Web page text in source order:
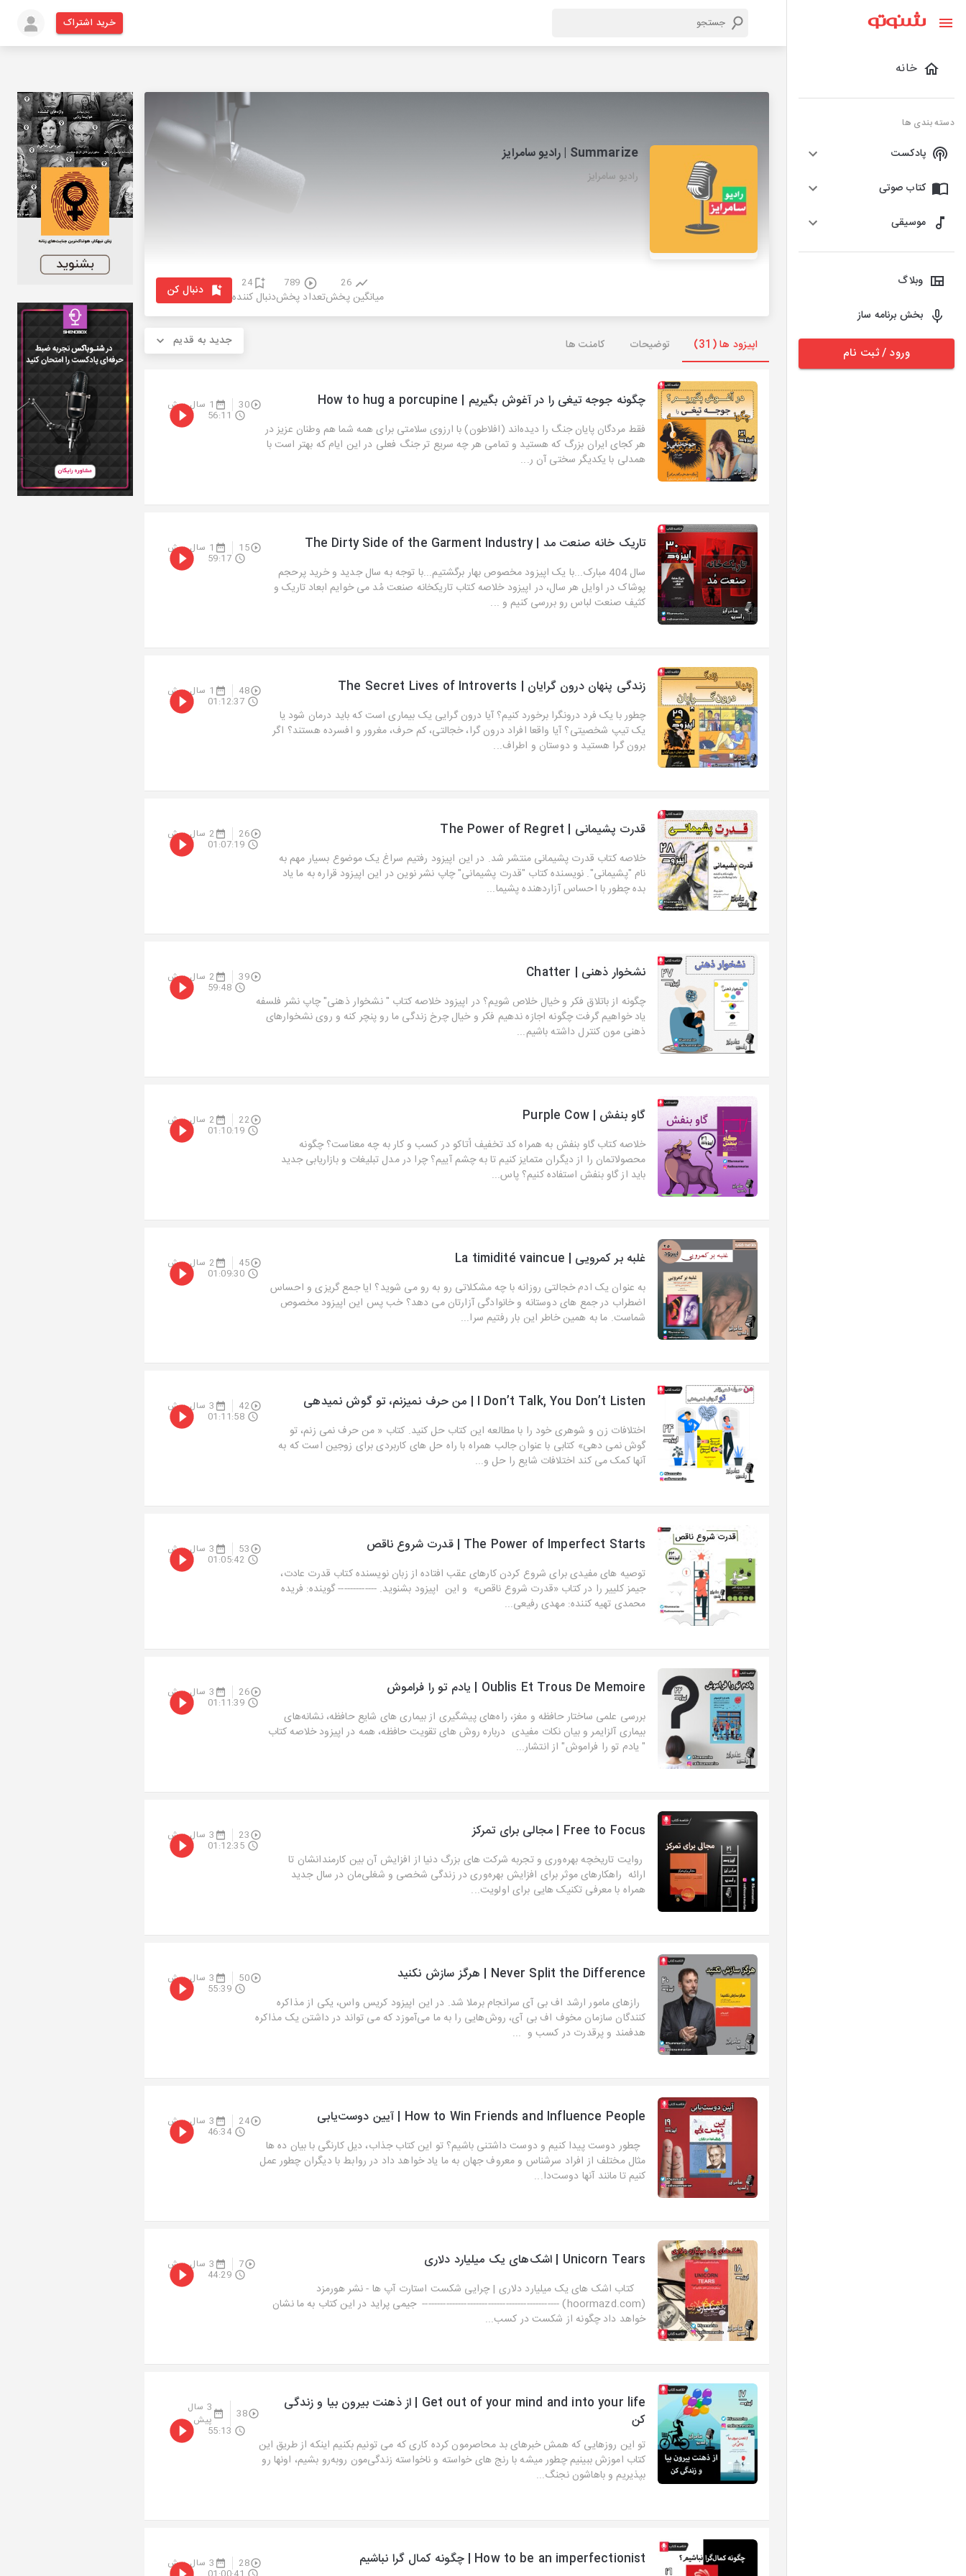
خانه
دسته بندی ها
پادکست
کتاب صوتی
موسیقی
وبلاگ
بخش برنامه ساز
ورود / ثبت نام
خرید اشتراک
Summarize | رادیو سامرایز
رادیو سامرایز
26
میانگین پخش
789
تعداد پخش
24
دنبال کننده دنبال کن
اپیزود ها (31) توضیحات کامنت ها جدید به قدیم
چگونه جوجه تیغی را در آغوش بگیریم | How to hug a porcupine 30 1 سال پیش
فقط مردگان پایان جنگ را دیده‌اند (افلاطون) با ارزوی سلامتی برای همه شما هم وطنان عزیز در
هر کجای ایران بزرگ که هستید و تمامی هر چه سریع تر جنگ فعلی در این ایام که بهتر است با
همدلی با یکدیگر سختی آن ر...
56:11
تاریک خانه صنعت مد | The Dirty Side of the Garment Industry 15 1 سال پیش
سال 404 مبارک...با یک اپیزود مخصوص بهار برگشتیم...با توجه به سال جدید و خرید پرحجم
پوشاک در اوایل هر سال، در اپیزود خلاصه کتاب تاریکخانه صنعت مُد می خوایم ابعاد تاریک و
کثیف صنعت لباس رو بررسی کنیم و ...
59:17
زندگی پنهان درون گرایان | The Secret Lives of Introverts 48 1 سال پیش
چطور با یک فرد درونگرا برخورد کنیم؟ آیا درون گرایی یک بیماری است که باید درمان شود یا
یک تیپ شخصیتی؟ آیا واقعا افراد درون گرا، خجالتی، کم حرف، مغرور و افسرده هستند؟ اگر
برون گرا هستید و دوستان و اطراف...
01:12:37
قدرت پشیمانی | The Power of Regret 26 2 سال پیش
خلاصه کتاب قدرت پشیمانی منتشر شد. در این اپیزود رفتیم سراغ یک موضوع بسیار مهم به
نام "پشیمانی". نویسنده کتاب "قدرت پشیمانی" چاپ نشر نوین در این اپیزود قراره به ما یاد
بده چطور با احساس آزاردهنده پشیما...
01:07:19
نشخوار ذهنی | Chatter 39 2 سال پیش
چگونه از باتلاق فکر و خیال خلاص شویم؟ در اپیزود خلاصه کتاب " نشخوار ذهنی" چاپ نشر فلسفه
یاد خواهیم گرفت چگونه اجازه ندهیم فکر و خیال چرخ زندگی ما رو پنچر کنه و روی نشخوارهای
ذهنی مون کنترل داشته باشیم...
59:48
گاو بنفش | Purple Cow 22 2 سال پیش
خلاصه کتاب گاو بنفش به همراه کد تخفیف اُتاکو در کسب و کار به چه معناست؟ چگونه
محصولاتمان را از دیگران متمایز کنیم تا به چشم آییم؟ چرا در مدل تبلیغات و بازاریابی جدید
باید از گاو بنفش استفاده کنیم؟ پاس...
01:10:19
غلبه بر کمرویی | La timidité vaincue 45 2 سال پیش
به عنوان یک ادم خجالتی روزانه با چه مشکلاتی رو به رو می شوید؟ ایا جمع گریزی و احساس
اضطراب در جمع های دوستانه و خانوادگی آزارتان می دهد؟ خب پس این اپیزود مخصوص
شماست. ما به همین خاطر این بار رفتیم سرا...
01:09:30
I Don’t Talk, You Don’t Listen | من حرف نمیزنم، تو گوش نمیدهی 42 3 سال پیش
اختلافات زن و شوهری خود را با مطالعه این کتاب حل کنید. کتاب « من حرف نمی زنم، تو
گوش نمی دهی» کتابی با عنوان جالب همراه با راه حل های کاربردی برای زوجین است که به
آنها کمک می کند اختلافات شایع را حل و...
01:11:58
The Power of Imperfect Starts | قدرت شروع ناقص 53 3 سال پیش
توصیه های مفیدی برای شروع کردن کارهای عقب افتاده از زبان نویسنده کتاب قدرت عادت،
جیمز کلییر را در کتاب «قدرت شروع ناقص» و این اپیزود بشنوید. ------------- گوینده: فریده
محمدی تهیه کننده: مهدی رفیعی...
01:05:42
Oublis Et Trous De Memoire | یادم تو را فراموش 26 3 سال پیش
بررسی علمی ساختار حافظه و مغز، راه‌های پیشگیری از بیماری های شایع حافظه، نشانه‌های
بیماری آلزایمر و بیان نکات مفیدی درباره روش های تقویت حافظه، همه در اپیزود خلاصه کتاب
" یادم تو را فراموش" از انتشار...
01:11:39
Free to Focus | مجالی برای تمرکز 23 3 سال پیش
روایت تاریخچه بهره‌وری و تجربه شرکت های بزرگ دنیا از افزایش آن بین کارمندانشان تا
ارائه راهکارهای موثر برای افزایش بهره‌وری در زندگی شخصی و شغلی‌مان در سال جدید
همراه با معرفی تکنیک هایی برای اولویت...
01:12:35
Never Split the Difference | هرگز سازش نکنید 50 3 سال پیش
رازهای مامور ارشد اف بی آی سرانجام برملا شد. در این اپیزود کریس واس، یکی از مذاکره
کنندگان سازمان مخوف اف بی آی، روش‌هایی را به ما می‌آموزد که می تواند در داشتن یک مذاکره
هدفمند و پرقدرت در کسب و ‌ ...
55:39
How to Win Friends and Influence People | آیین دوست‌یابی 24 3 سال پیش
چطور دوست پیدا کنیم و دوست داشتنی باشیم؟ تو این کتاب جذاب، دیل کارنگی با بیان ده ها
مثال مختلف از افراد سرشناس و معروف جهان به ما یاد خواهد داد در روابط با دیگران چطور عمل
کنیم تا مانند آنها دوست‌دا...
46:34
Unicorn Tears | اشک‌های یک میلیارد دلاری 7 3 سال پیش
کتاب اشک های یک میلیارد دلاری | چرایی شکست استارت آپ ها - نشر هورمزد
(hoormazd.com) ---------------------------------------------- جیمی پراید در این کتاب به ما نشان
خواهد داد چگونه از شکست در کسب...
44:29
Get out of your mind and into your life | از ذهنت بیرون بیا و زندگی
کن
38
3 سال
پیش
تو این روزهایی که همش خبرهای بد محاصرمون کرده کاری که می تونیم بکنیم اینکه از طریق این
کتاب اموزش ببینیم چطور میشه با رنج های خواسته و ناخواسته زندگی‌مون رو‌به‌رو بشیم، اونها رو
بپذیریم و باهاشون نجنگ...
55:13
How to be an imperfectionist | چگونه کمال گرا نباشیم 28 3 سال پیش